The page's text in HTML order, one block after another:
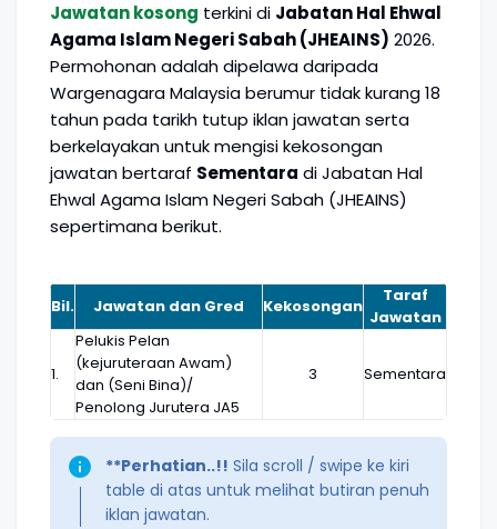
Jawatan kosong terkini di Jabatan Hal Ehwal
Agama Islam Negeri Sabah (JHEAINS) 2026.
Permohonan adalah dipelawa daripada
Wargenagara Malaysia berumur tidak kurang 18
tahun pada tarikh tutup iklan jawatan serta
berkelayakan untuk mengisi kekosongan
jawatan bertaraf Sementara di Jabatan Hal
Ehwal Agama Islam Negeri Sabah (JHEAINS)
sepertimana berikut.
Bil. Jawatan dan Gred Kekosongan
Taraf
Jawatan
1.
Pelukis Pelan
(kejuruteraan Awam)
dan (Seni Bina)/
Penolong Jurutera JA5
3 Sementara
**Perhatian..!! Sila scroll / swipe ke kiri
table di atas untuk melihat butiran penuh
iklan jawatan.